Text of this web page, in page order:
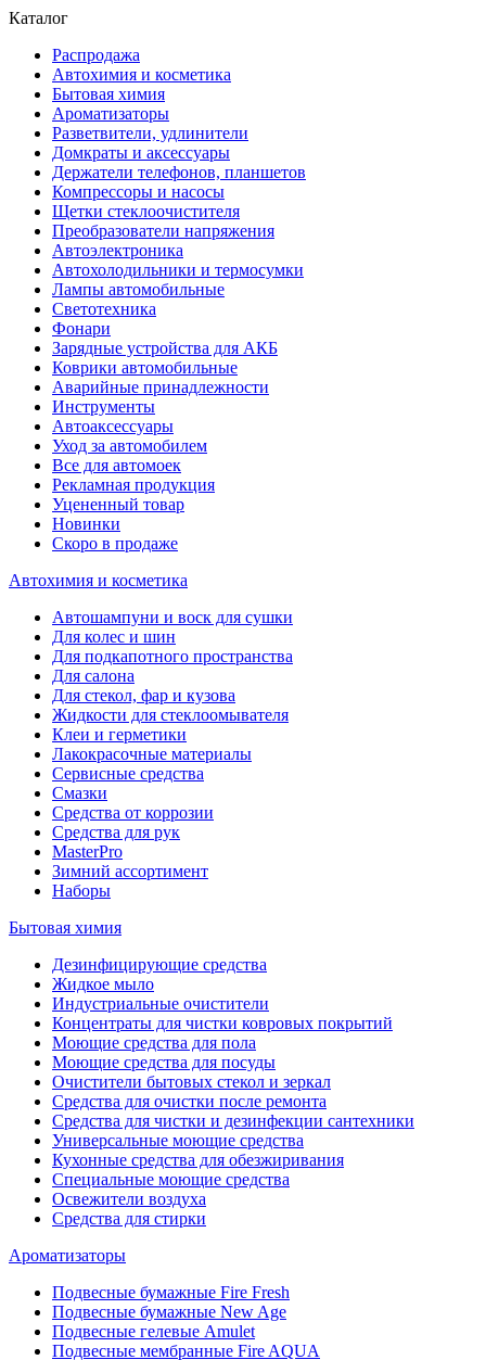
Каталог
Распродажа
Автохимия и косметика
Бытовая химия
Ароматизаторы
Разветвители, удлинители
Домкраты и аксессуары
Держатели телефонов, планшетов
Компрессоры и насосы
Щетки стеклоочистителя
Преобразователи напряжения
Автоэлектроника
Автохолодильники и термосумки
Лампы автомобильные
Светотехника
Фонари
Зарядные устройства для АКБ
Коврики автомобильные
Аварийные принадлежности
Инструменты
Автоаксессуары
Уход за автомобилем
Все для автомоек
Рекламная продукция
Уцененный товар
Новинки
Скоро в продаже
Автохимия и косметика
Автошампуни и воск для сушки
Для колес и шин
Для подкапотного пространства
Для салона
Для стекол, фар и кузова
Жидкости для стеклоомывателя
Клеи и герметики
Лакокрасочные материалы
Сервисные средства
Смазки
Средства от коррозии
Средства для рук
MasterPro
Зимний ассортимент
Наборы
Бытовая химия
Дезинфицирующие средства
Жидкое мыло
Индустриальные очистители
Концентраты для чистки ковровых покрытий
Моющие средства для пола
Моющие средства для посуды
Очистители бытовых стекол и зеркал
Средства для очистки после ремонта
Средства для чистки и дезинфекции сантехники
Универсальные моющие средства
Кухонные средства для обезжиривания
Специальные моющие средства
Освежители воздуха
Средства для стирки
Ароматизаторы
Подвесные бумажные Fire Fresh
Подвесные бумажные New Age
Подвесные гелевые Amulet
Подвесные мембранные Fire AQUA